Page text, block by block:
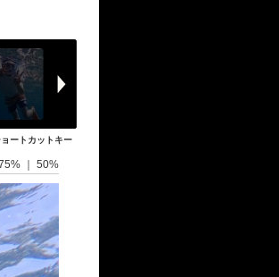
ョートカットキー
50%